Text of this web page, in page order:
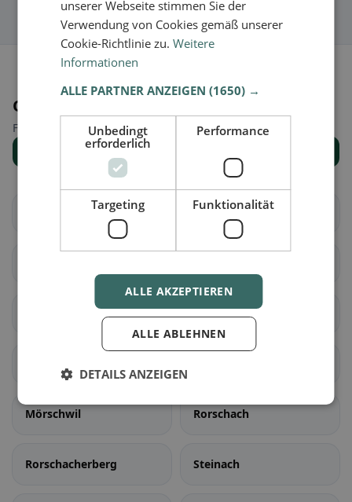
Orte in der Nähe
Finde den passenden Ort für deine Restaurantsuche.
Alle Orte anzeigen
Häggenschwil
Berg (SG)
Mörschwil Rorschach
Rorschacherberg Steinach
unserer Webseite stimmen Sie der
Verwendung von Cookies gemäß unserer
Cookie-Richtlinie zu.Weitere
Informationen
ALLE PARTNER ANZEIGEN(1650) →
Unbedingt
erforderlich
Performance
Targeting Funktionalität
ALLE AKZEPTIEREN
ALLE ABLEHNEN
DETAILS ANZEIGEN